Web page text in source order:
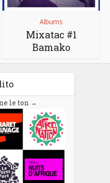
Albums
Mixatac #1
Bamako
le ton →